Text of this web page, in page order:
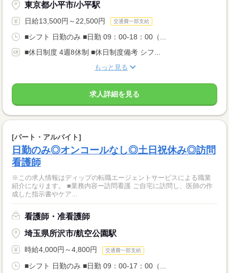
東京都小平市/小平駅
日給13,500円～22,500円 交通費一部支給
■シフト 日勤のみ ■日勤 09：00-18：00（...
■休日制度 4週8休制 ■休日制度備考 シフ...
もっと見る
求人詳細を見る
[パート・アルバイト]
日勤のみ◎オンコールなし◎土日祝休み◎訪問
看護師
※この求人情報はディップの転職エージェントサービスによる職業
紹介になります。 ■業務内容ー訪問看護 ご自宅に訪問し、医師の作
成した指示書やケア...
看護師・准看護師
埼玉県所沢市/航空公園駅
時給4,000円～4,800円 交通費一部支給
■シフト 日勤のみ ■日勤 09：00-17：00（...